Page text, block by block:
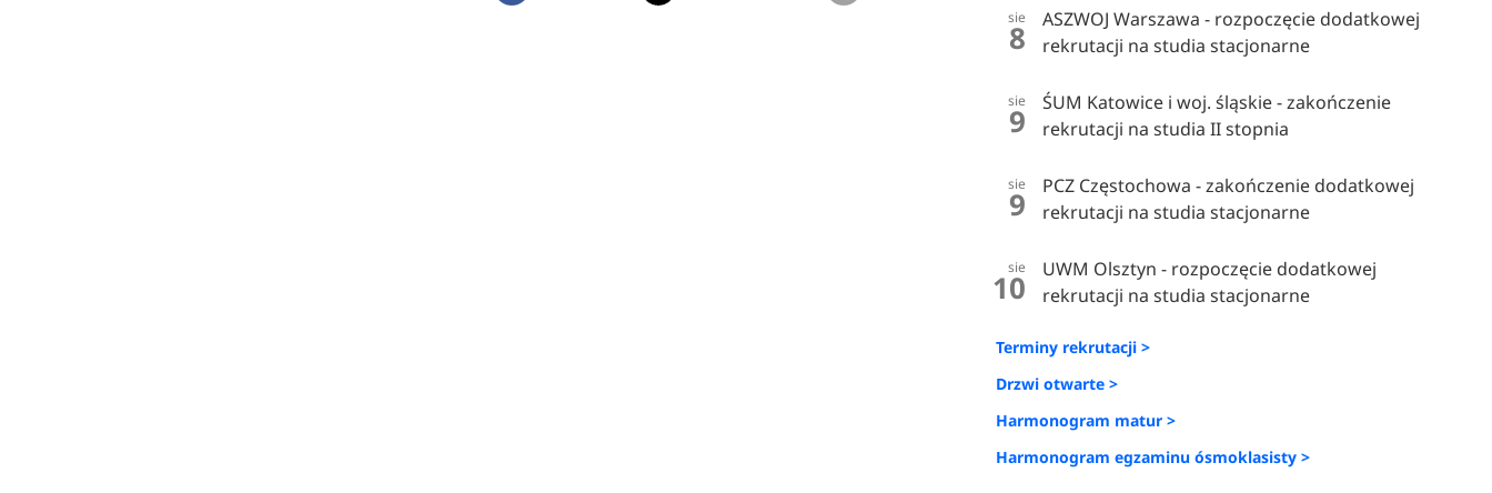
sie
8
ASZWOJ Warszawa - rozpoczęcie dodatkowej
rekrutacji na studia stacjonarne
sie
9
ŚUM Katowice i woj. śląskie - zakończenie
rekrutacji na studia II stopnia
sie
9
PCZ Częstochowa - zakończenie dodatkowej
rekrutacji na studia stacjonarne
sie
10
UWM Olsztyn - rozpoczęcie dodatkowej
rekrutacji na studia stacjonarne
Terminy rekrutacji >
Drzwi otwarte >
Harmonogram matur >
Harmonogram egzaminu ósmoklasisty >